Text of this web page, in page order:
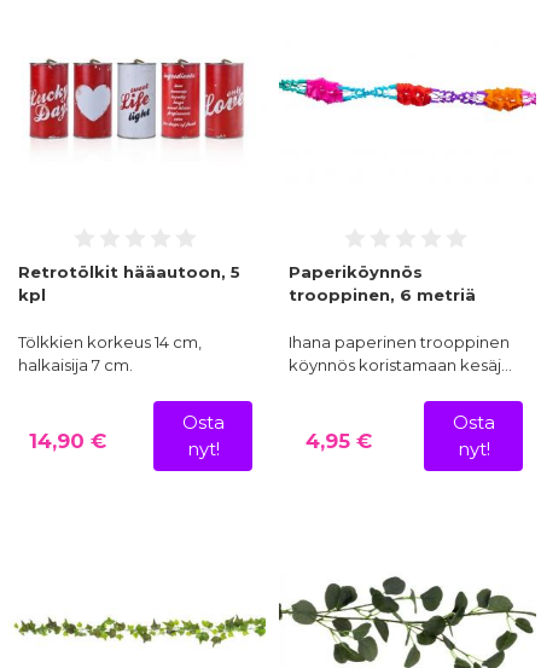
Retrotölkit hääautoon, 5
kpl
Tölkkien korkeus 14 cm,
halkaisija 7 cm.
14,90 €
Osta
nyt!
Paperiköynnös
trooppinen, 6 metriä
Ihana paperinen trooppinen
köynnös koristamaan kesäj…
4,95 €
Osta
nyt!